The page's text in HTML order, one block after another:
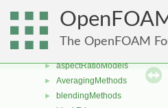
The OpenFOAM
▼ Classes
▼ Class List
▼ Foam
► aspectRatioModels
► AveragingMethods
► blendingMethods